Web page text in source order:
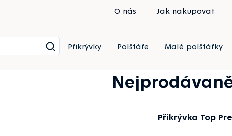
O nás Jak nakupovat
Přikrývky Polštáře Malé polštářky
Přikrývka Top